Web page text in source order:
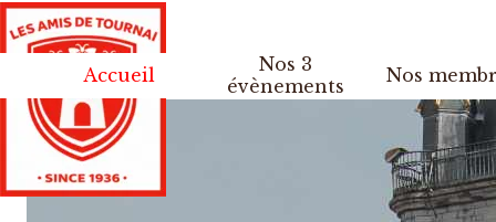
Aller au contenu
Accueil
Nos 3
évènements
▼
Nos